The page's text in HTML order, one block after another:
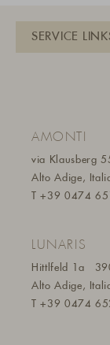
AMONTI
via Klausberg
Alto Adige,
T+39 0474
LUNARIS
Hittlfeld 1a
Alto Adige,
T+39 0474